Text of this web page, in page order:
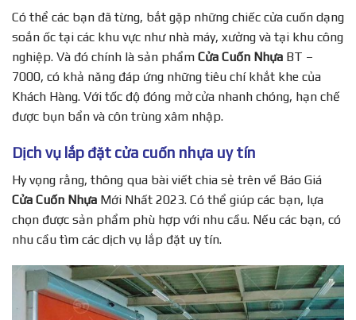
Có thể các bạn đã từng, bắt gặp những chiếc cửa cuốn dạng
soắn ốc tại các khu vực như nhà máy, xưởng và tại khu công
nghiệp. Và đó chính là sản phẩm Cửa Cuốn Nhựa BT –
7000, có khả năng đáp ứng những tiêu chí khắt khe của
Khách Hàng. Với tốc độ đóng mở cửa nhanh chóng, hạn chế
được bụn bẩn và côn trùng xâm nhập.
Dịch vụ lắp đặt cửa cuốn nhựa uy tín
Hy vọng rằng, thông qua bài viết chia sẻ trên về Báo Giá
Cửa Cuốn Nhựa Mới Nhất 2023. Có thể giúp các bạn, lựa
chọn được sản phẩm phù hợp với nhu cầu. Nếu các bạn, có
nhu cầu tìm các dịch vụ lắp đặt uy tín.